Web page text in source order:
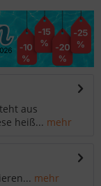
aus
heiß... mehr
mehr